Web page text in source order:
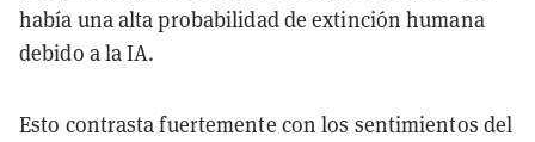
había una alta probabilidad de extinción humana
debido a la IA.
Esto contrasta fuertemente con los sentimientos del